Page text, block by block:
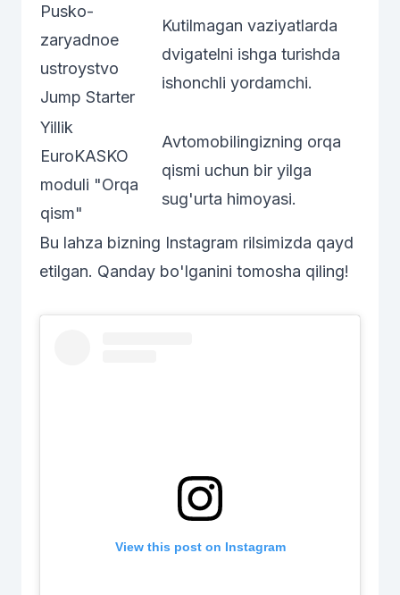
Pusko-
zaryadnoe
ustroystvo
Jump Starter
Kutilmagan vaziyatlarda
dvigatеlni ishga turishda
ishonchli yordamchi.
Yillik
EuroKASKO
moduli "Orqa
qism"
Avtomobilingizning orqa
qismi uchun bir yilga
sug'urta himoyasi.
Bu lahza bizning Instagram rilsimizda qayd
etilgan. Qanday bo'lganini tomosha qiling!
View this post on Instagram